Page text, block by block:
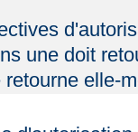
une doit
elle-